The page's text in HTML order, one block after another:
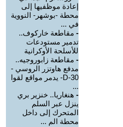
إعادة موظفيها إلى
محطة -بوشهر- النووية
في ...
- مقاطعة خاركوف..
تدمير مستودعات
للأسلحة الأوكرانية
- مقاطعة زابوروجيه..
مدفع هاوتزر الروسي -
D-30- يدمر مواقع لقوا
...
- هنغاريا.. خنزير بري
ينزل عبر السلم
المتحرك إلى داخل
محطة الم ...